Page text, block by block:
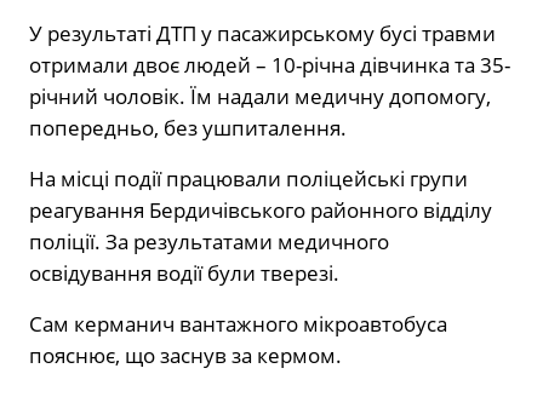
У результаті ДТП у пасажирському бусі травми
отримали двоє людей – 10-річна дівчинка та 35-
річний чоловік. Їм надали медичну допомогу,
попередньо, без ушпиталення.
На місці події працювали поліцейські групи
реагування Бердичівського районного відділу
поліції. За результатами медичного
освідування водії були тверезі.
Сам керманич вантажного мікроавтобуса
пояснює, що заснув за кермом.